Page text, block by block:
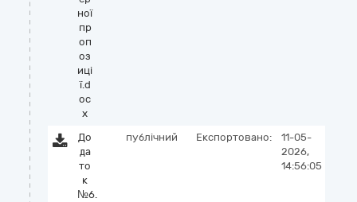
ної
пр
оп
оз
иці
ї.d
oc
x
До
да
то
к
№6.
публічний Експортовано:
11-05-
2026,
14:56:05